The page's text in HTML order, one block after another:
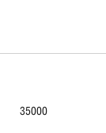
35000